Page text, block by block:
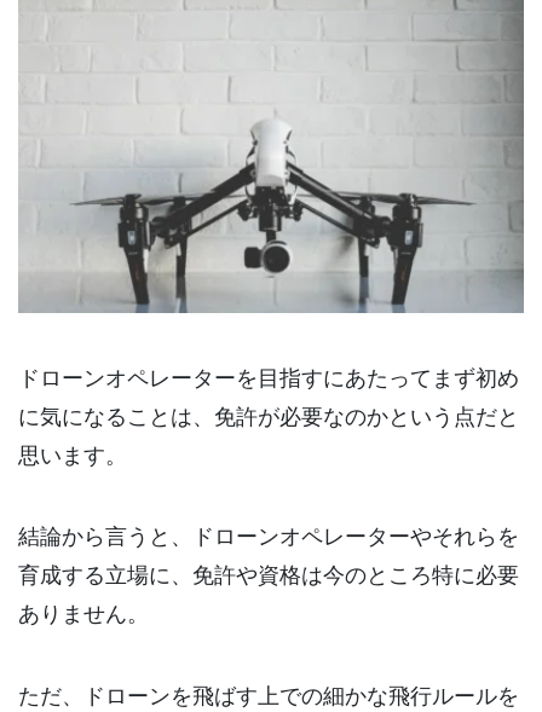
ドローンオペレーターを目指すにあたってまず初め
に気になることは、免許が必要なのかという点だと
思います。
結論から言うと、ドローンオペレーターやそれらを
育成する立場に、免許や資格は今のところ特に必要
ありません。
ただ、ドローンを飛ばす上での細かな飛行ルールを